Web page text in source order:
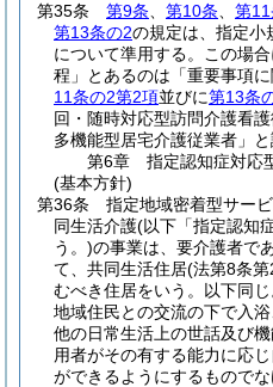
第35条
第9条 第10条 第
第13条の2の規定は、指定小
について準用する。
この場合
程」とあるのは「重要事項に
11条の2第2項並びに第13条
回・随時対応型訪問介護看
多機能型居宅介護従業者」
第6章
指定認知症対応
(基本方針)
第36条
指定地域密着型サー
同生活介護(以下「指定認知
う。)の事業は、要介護者で
て、共同生活住居(法第8条
むべき住居をいう。以下同
地域住民との交流の下で入
他の日常生活上の世話及び
用者がその有する能力に応
ができるようにするものでな